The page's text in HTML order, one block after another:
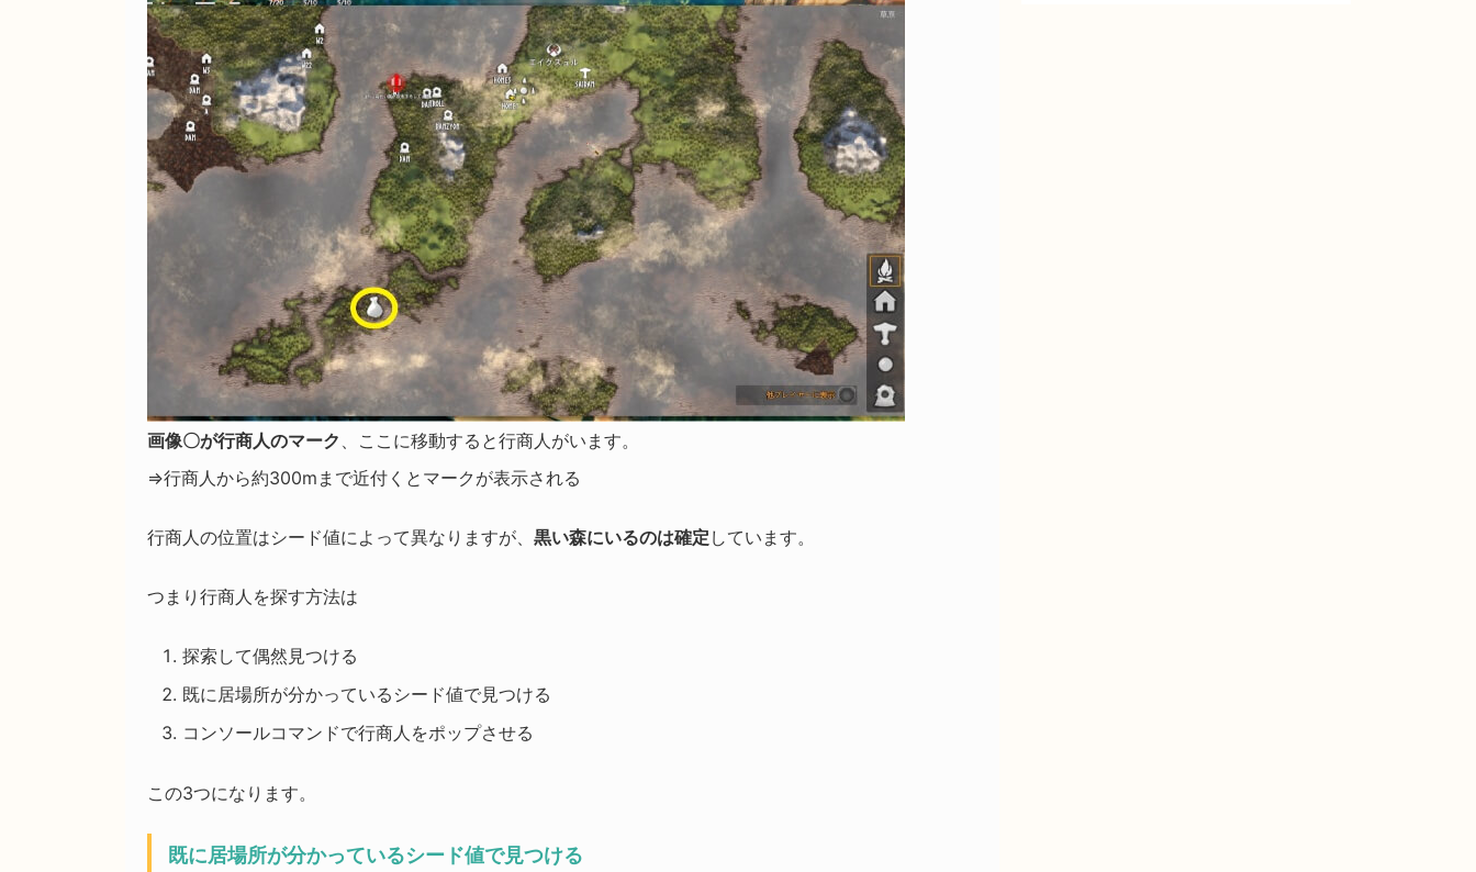
画像〇が行商人のマーク 、ここに移動すると行商人がいます。
⇒行商人から約300mまで近付くとマークが表示される
行商人の位置はシード値によって異なりますが、 黒い森にいるのは確定 しています。
つまり行商人を探す方法は
探索して偶然見つける
既に居場所が分かっているシード値で見つける
コンソールコマンドで行商人をポップさせる
この3つになります。
既に居場所が分かっているシード値で見つける